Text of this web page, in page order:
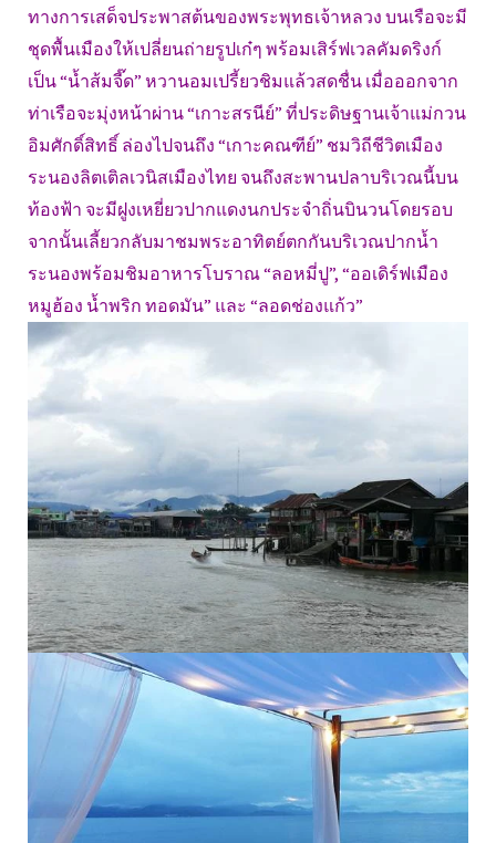
ทางการเสด็จประพาสต้นของพระพุทธเจ้าหลวง บนเรือจะมี
ชุดพื้นเมืองให้เปลี่ยนถ่ายรูปเก๋ๆ พร้อมเสิร์ฟเวลคัมดริงก์
เป็น “น้ำส้มจี๊ด” หวานอมเปรี้ยวชิมแล้วสดชื่น เมื่อออกจาก
ท่าเรือจะมุ่งหน้าผ่าน “เกาะสรนีย์” ที่ประดิษฐานเจ้าแม่กวน
อิมศักดิ์สิทธิ์ ล่องไปจนถึง “เกาะคณฑีย์” ชมวิถีชีวิตเมือง
ระนองลิตเติลเวนิสเมืองไทย จนถึงสะพานปลาบริเวณนี้บน
ท้องฟ้า จะมีฝูงเหยี่ยวปากแดงนกประจำถิ่นบินวนโดยรอบ
จากนั้นเลี้ยวกลับมาชมพระอาทิตย์ตกกันบริเวณปากน้ำ
ระนองพร้อมชิมอาหารโบราณ “ลอหมี่ปู”, “ออเดิร์ฟเมือง
หมูฮ้อง น้ำพริก ทอดมัน” และ “ลอดช่องแก้ว”